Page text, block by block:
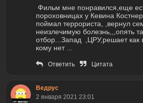
Фильм мне понравился,еще
пороховницах у Кевина
поймал террориста, ,вернул
неизлечимую болезнь,,,опять
отбор...Запад ,ЦРУ,решает как
кому нет ...
Ответить Цитата
Ведрус
2 января 2021 23:01